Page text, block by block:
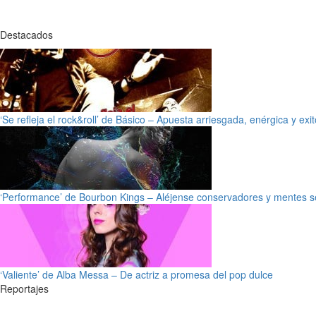
Destacados
‘Se refleja el rock&roll’ de Básico – Apuesta arriesgada, enérgica y
‘Performance’ de Bourbon Kings – Aléjense conservadores y mentes
‘Valiente’ de Alba Messa – De actriz a promesa del pop dulce
Reportajes